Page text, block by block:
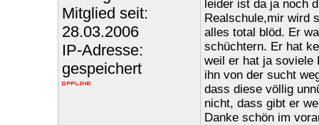
Mitglied seit:
28.03.2006
IP-Adresse:
gespeichert
leider ist da ja noch
Realschule,mir wird
alles total blöd. Er
schüchtern. Er hat
weil er hat ja soviele
ihn von der sucht
dass diese völlig
nicht, dass gibt er
Danke schön im